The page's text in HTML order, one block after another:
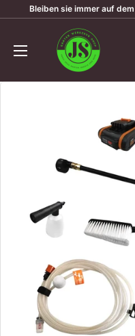
zum
Bleiben sie immer auf
garten-
werkzeugshop